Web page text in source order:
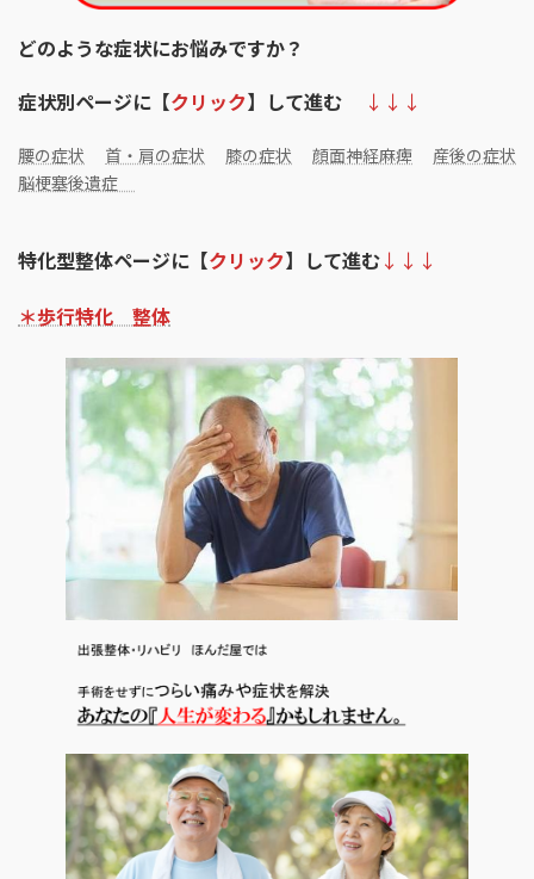
どのような症状にお悩みですか？
症状別ページに【クリック】して進む ↓↓↓
腰の症状 首・肩の症状 膝の症状 顔面神経麻痺
産後の症状
脳梗塞後遺症
特化型整体ページに【クリック】して進む ↓↓↓
＊歩行特化 整体